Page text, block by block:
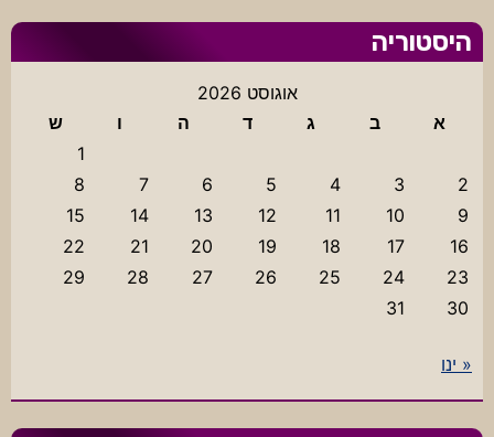
היסטוריה
אוגוסט 2026
א
ב ג ד ה ו
ש
1
2
3
4
5
6
7
8
9
10
11
12
13
14
15
16
17
18
19
20
21
22
23
24
25
26
27
28
29
30
31
« ינו